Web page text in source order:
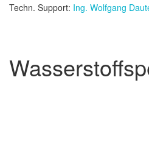
Techn. Support: Ing. Wolfgang